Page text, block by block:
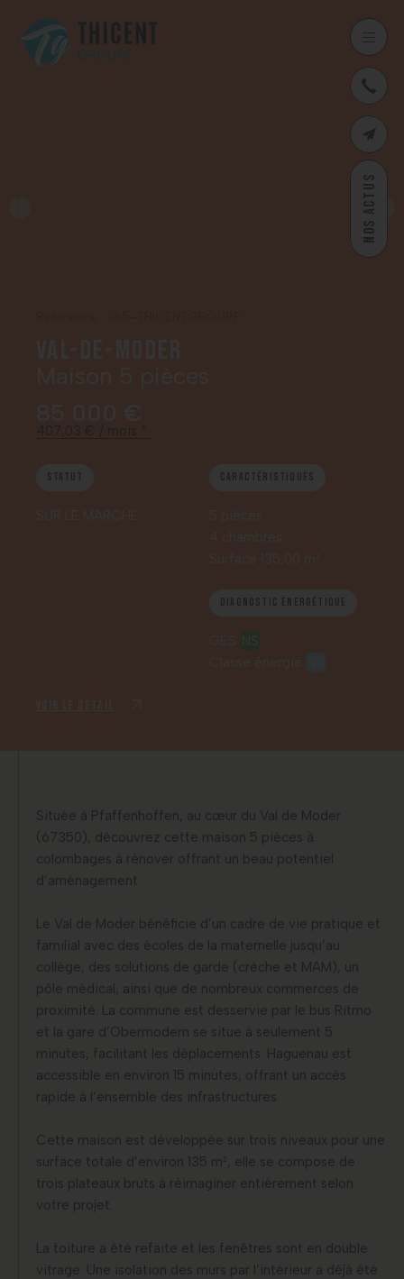
NOS ACTUS
407,03 € / mois *
Statut Caractéristiques
Diagnostic énergétique
Située à Pfaffenhoffen, au cœur du Val de Moder
(67350), découvrez cette maison 5 pièces à
colombages à rénover offrant un beau potentiel
d’aménagement.
Le Val de Moder bénéficie d’un cadre de vie pratique et
familial avec des écoles de la maternelle jusqu’au
collège, des solutions de garde (crèche et MAM), un
pôle médical, ainsi que de nombreux commerces de
proximité. La commune est desservie par le bus Ritmo
et la gare d’Obermodern se situe à seulement 5
minutes, facilitant les déplacements. Haguenau est
accessible en environ 15 minutes, offrant un accès
rapide à l’ensemble des infrastructures.
Cette maison est développée sur trois niveaux pour une
surface totale d’environ 135 m², elle se compose de
trois plateaux bruts à réimaginer entièrement selon
votre projet.
La toiture a été refaite et les fenêtres sont en double
vitrage. Une isolation des murs par l’intérieur a déjà été